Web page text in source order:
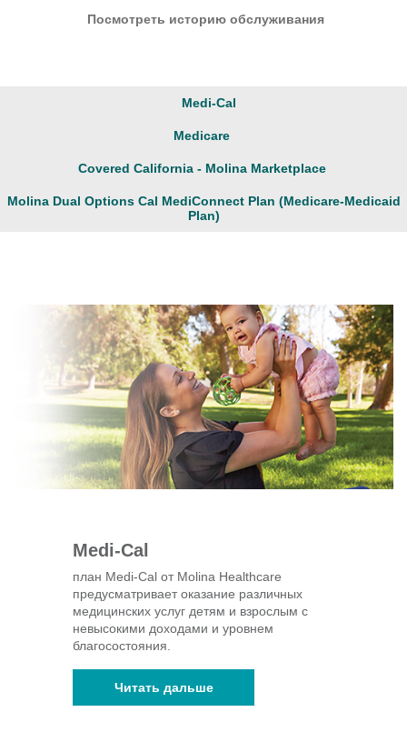
Посмотреть историю обслуживания
Medi-Cal
Medicare
Covered California - Molina Marketplace
Molina Dual Options Cal MediConnect Plan (Medicare-Medicaid
Plan)
Medi-Cal
план Medi-Cal от Molina Healthcare
предусматривает оказание различных
медицинских услуг детям и взрослым с
невысокими доходами и уровнем
благосостояния.
Читать дальше